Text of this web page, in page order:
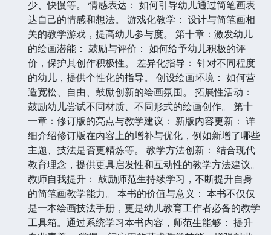
少、快慢等。 情感表达： 如何引导幼儿通过简笔画表
达自己的情感和想法。 游戏化教学： 设计与简笔画相
关的教学游戏，提高幼儿参与度。 第十章：激发幼儿
的绘画潜能： 鼓励与评价： 如何给予幼儿积极的评
价，保护其创作积极性。 差异化指导： 针对不同程度
的幼儿，提供个性化的指导。 创设绘画环境： 如何营
造宽松、自由、鼓励创新的绘画氛围。 拓展性活动：
鼓励幼儿尝试不同材质、不同形式的绘画创作。 第十
一章：修订版的亮点与教学建议： 新版内容更新： 详
细介绍修订版在内容上的增补与优化，例如新增了哪些
主题、技法是否更精炼等。 教学方法创新： 结合现代
教育理念，提供更具启发性和互动性的教学方法建议。
教师自我提升： 鼓励师范生持续学习，不断提升自身
的简笔画教学能力。 本书的价值与意义： 本书不仅仅
是一本绘画技法手册，更是幼儿教育工作者必备的教学
工具箱。通过系统学习本书内容，师范生能够： 提升